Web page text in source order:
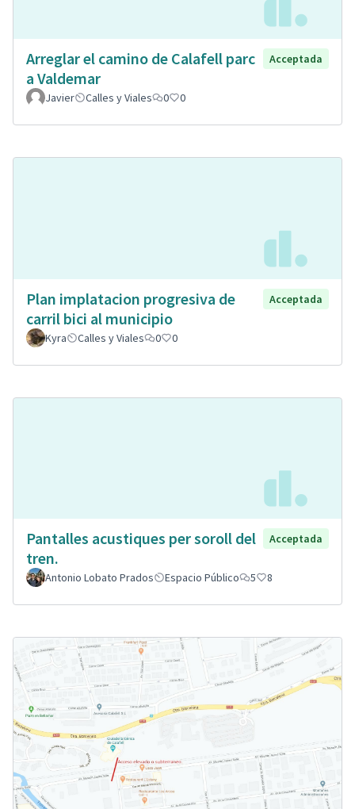
Arreglar el camino de Calafell parc
a Valdemar
Acceptada
Javier Calles y Viales 0 0
Plan implatacion progresiva de
carril bici al municipio
Acceptada
Kyra Calles y Viales 0 0
Pantalles acustiques per soroll del
tren.
Acceptada
Antonio Lobato Prados Espacio Público 5 8